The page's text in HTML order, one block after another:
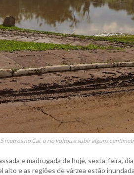
metros no Caí, o rio voltou a subir alguns
e madrugada de hoje, sexta-feira,
alto e as regiões de várzea estão